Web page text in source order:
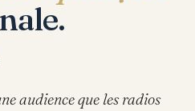
audience que les radios